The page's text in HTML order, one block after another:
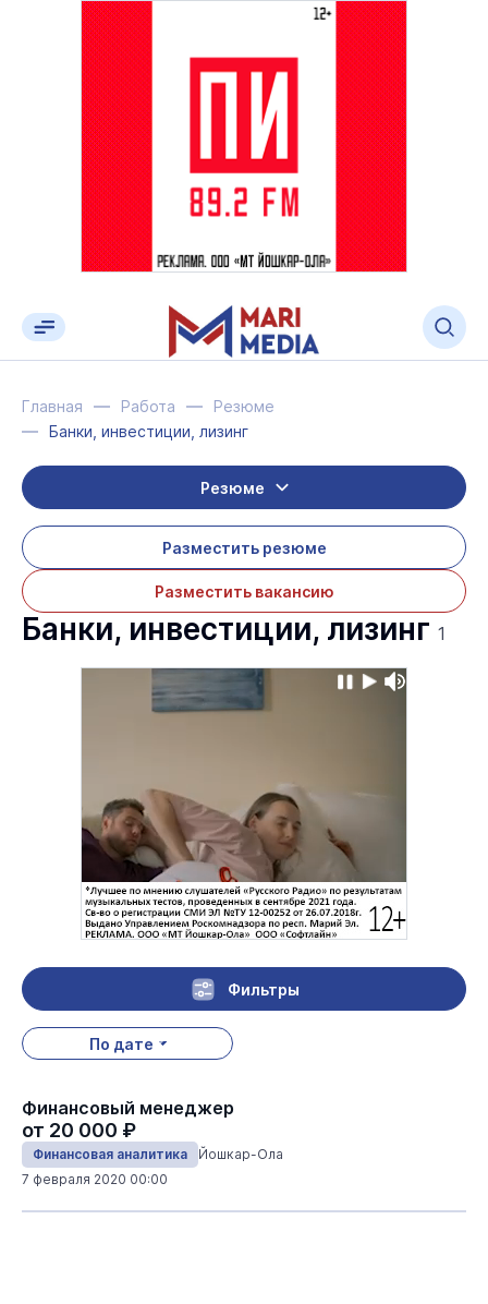
Главная Работа
Резюме
Банки, инвестиции, лизинг
Разместить резюме
Разместить вакансию
Резюме
Банки, инвестиции, лизинг 1
Фильтры
По дате
Финансовый менеджер
от 20 000 ₽
Финансовая аналитика
Йошкар-Ола
7 февраля 2020 00:00